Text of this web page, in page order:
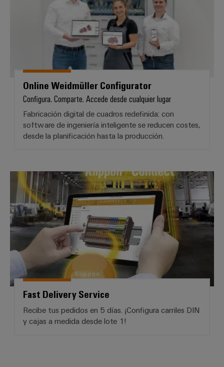
Online Weidmüller Configurator
Configura. Comparte. Accede desde cualquier lugar
Fabricación digital de cuadros redefinida: con
software de ingeniería inteligente se reducen costes,
desde la planificación hasta la producción.
Fast Delivery Service
Fast Delivery Service
Recibe tus pedidos en 5 días. ¡Configura carriles DIN
y cajas a medida desde lote 1!